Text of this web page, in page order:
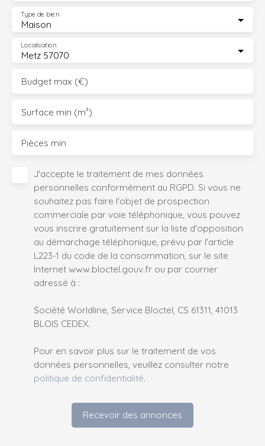
Maison
Type de bien
Metz 57070
Localisation
Budget max (€)
Surface min (m²)
Pièces min
J'accepte le traitement de mes données
personnelles conformément au RGPD. Si vous ne
souhaitez pas faire l'objet de prospection
commerciale par voie téléphonique, vous pouvez
vous inscrire gratuitement sur la liste d'opposition
au démarchage téléphonique, prévu par l'article
L223-1 du code de la consommation, sur le site
Internet www.bloctel.gouv.fr ou par courrier
adressé à :
Société Worldline, Service Bloctel, CS 61311, 41013
BLOIS CEDEX.
Pour en savoir plus sur le traitement de vos
données personnelles, veuillez consulter notre
politique de confidentialité.
Recevoir des annonces